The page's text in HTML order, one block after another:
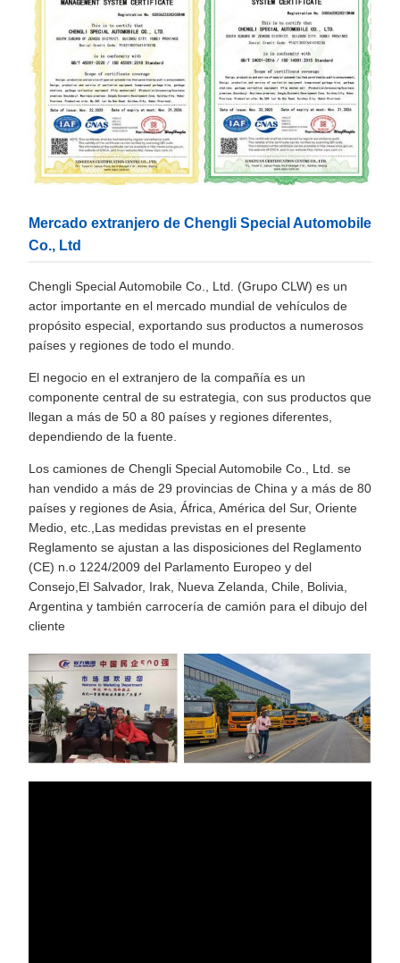
Mercado extranjero de Chengli Special Automobile
Co., Ltd
Chengli Special Automobile Co., Ltd. (Grupo CLW) es un
actor importante en el mercado mundial de vehículos de
propósito especial, exportando sus productos a numerosos
países y regiones de todo el mundo.
El negocio en el extranjero de la compañía es un
componente central de su estrategia, con sus productos que
llegan a más de 50 a 80 países y regiones diferentes,
dependiendo de la fuente.
Los camiones de Chengli Special Automobile Co., Ltd. se
han vendido a más de 29 provincias de China y a más de 80
países y regiones de Asia, África, América del Sur, Oriente
Medio, etc.,Las medidas previstas en el presente
Reglamento se ajustan a las disposiciones del Reglamento
(CE) n.o 1224/2009 del Parlamento Europeo y del
Consejo,El Salvador, Irak, Nueva Zelanda, Chile, Bolivia,
Argentina y también carrocería de camión para el dibujo del
cliente